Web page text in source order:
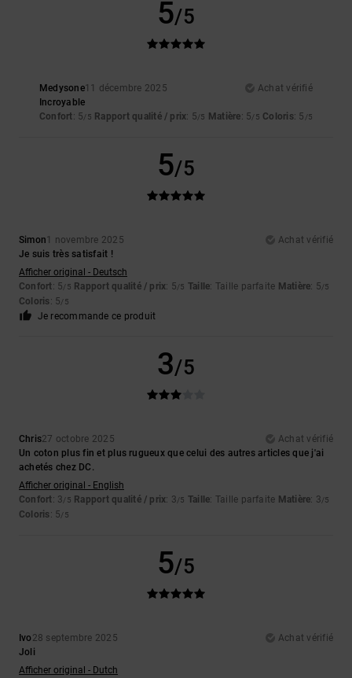
5/5
Medysone11 décembre 2025
Achat vérifié
Incroyable
Confort: 5/5 Rapport qualité / prix: 5/5 Matière: 5/5 Coloris: 5 /5
5/5
Simon1 novembre 2025
Achat vérifié
Je suis très satisfait !
Afficher original - Deutsch
Confort: 5/5 Rapport qualité / prix: 5/5 Taille: Taille parfaite Matière: 5/5
Coloris: 5/5
Je recommande ce produit
3/5
Chris27 octobre 2025
Achat vérifié
Un coton plus fin et plus rugueux que celui des autres articles que j'ai
achetés chez DC.
Afficher original - English
Confort: 3/5 Rapport qualité / prix: 3/5 Taille: Taille parfaite Matière: 3/5
Coloris: 5/5
5/5
Ivo28 septembre 2025
Achat vérifié
Joli
Afficher original - Dutch